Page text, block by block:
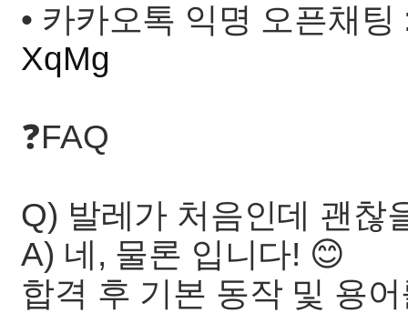
• 카카오톡 익명 오픈채
XqMg
❓FAQ
Q) 발레가 처음인데 괜찮
A) 네, 물론 입니다! 😊
합격 후 기본 동작 및 용